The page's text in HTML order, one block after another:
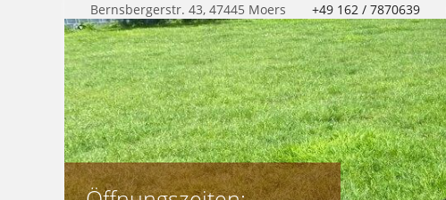
Bernsbergerstr. 43, 47445 Moers +49 162 / 7870639